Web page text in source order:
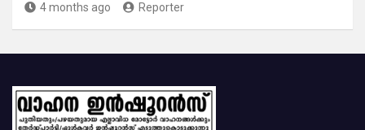
4 months ago Reporter